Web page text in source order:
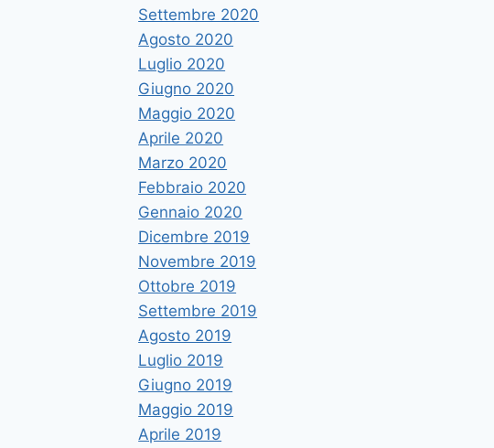
Settembre 2020
Agosto 2020
Luglio 2020
Giugno 2020
Maggio 2020
Aprile 2020
Marzo 2020
Febbraio 2020
Gennaio 2020
Dicembre 2019
Novembre 2019
Ottobre 2019
Settembre 2019
Agosto 2019
Luglio 2019
Giugno 2019
Maggio 2019
Aprile 2019